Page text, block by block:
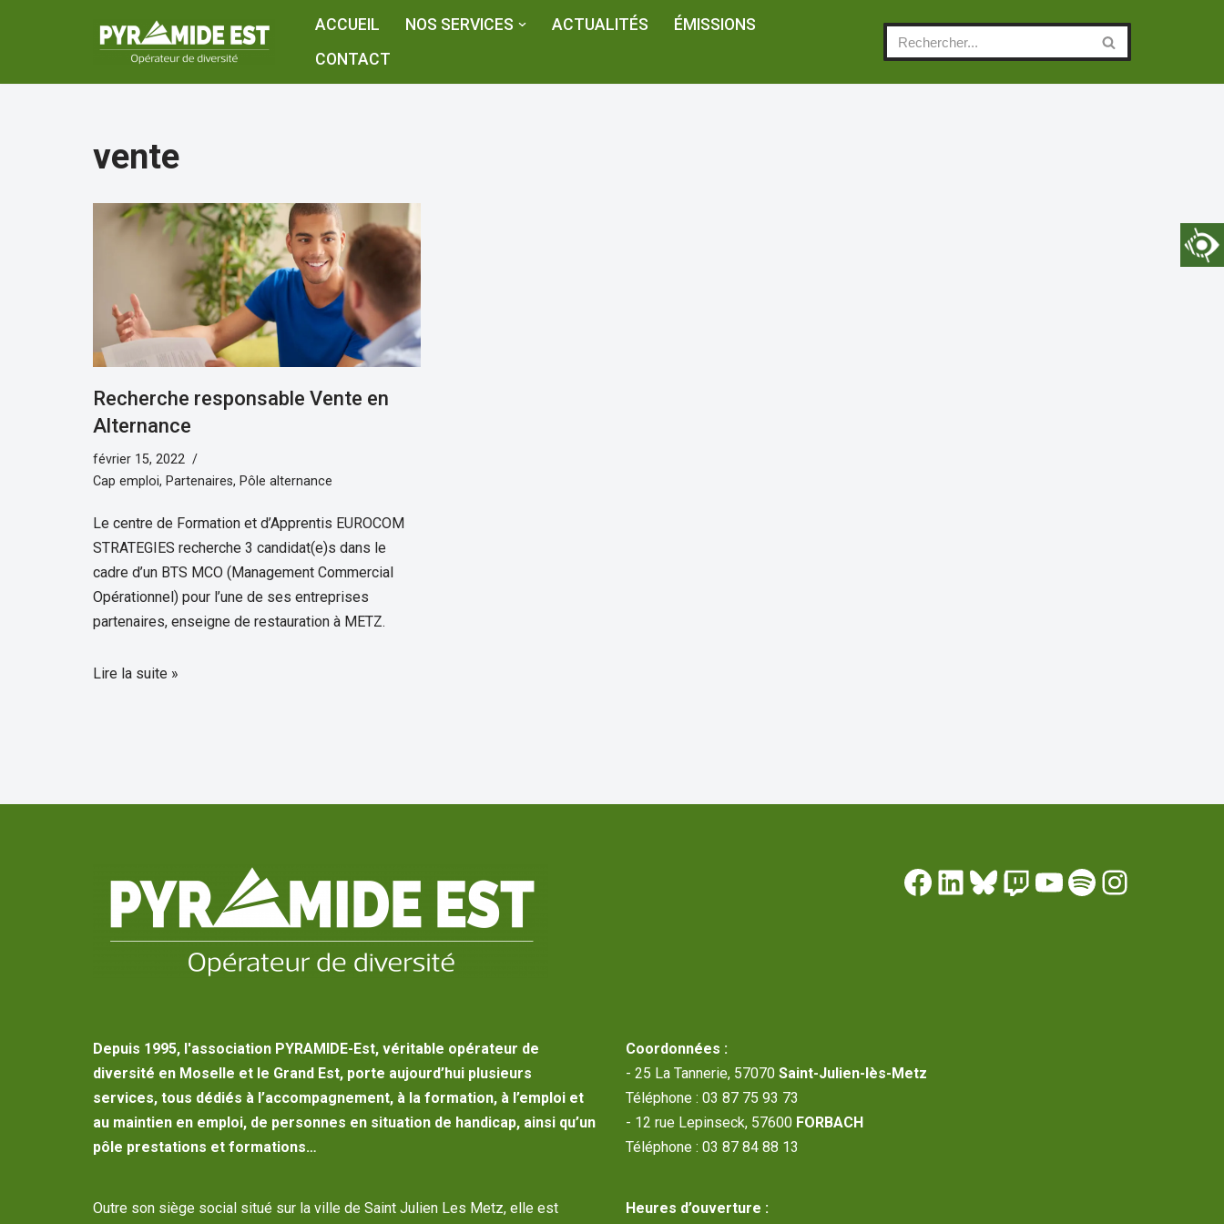
ACCUEIL NOS SERVICES ACTUALITÉS
ÉMISSIONS
CONTACT
vente
Recherche responsable Vente en
Alternance
février 15, 2022
Cap emploi, Partenaires, Pôle alternance
Le centre de Formation et d’Apprentis EUROCOM
STRATEGIES recherche 3 candidat(e)s dans le
cadre d’un BTS MCO (Management Commercial
Opérationnel) pour l’une de ses entreprises
partenaires, enseigne de restauration à METZ.
Lire la suite »
Depuis 1995, l'association PYRAMIDE-Est, véritable opérateur de
diversité en Moselle et le Grand Est, porte aujourd’hui plusieurs
services, tous dédiés à l’accompagnement, à la formation, à l’emploi et
au maintien en emploi, de personnes en situation de handicap, ainsi qu’un
pôle prestations et formations…
Outre son siège social situé sur la ville de Saint Julien Les Metz, elle est
Coordonnées :
- 25 La Tannerie, 57070 Saint-Julien-lès-Metz
Téléphone : 03 87 75 93 73
- 12 rue Lepinseck, 57600 FORBACH
Téléphone : 03 87 84 88 13
Heures d’ouverture :